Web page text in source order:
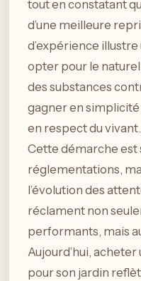
tout en constatant
d’une meilleure
d’expérience
opter pour le
des substances
gagner en simplicité
en respect du vivant.
Cette démarche est
réglementations,
l’évolution des
réclament non
performants, mais
Aujourd’hui, acheter
pour son jardin